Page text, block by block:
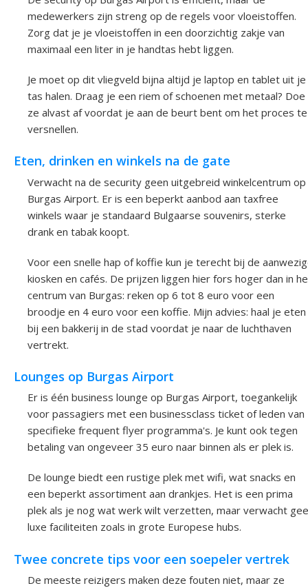
medewerkers zijn streng op de regels voor vloeistoffen.
Zorg dat je je vloeistoffen in een doorzichtig zakje van
maximaal een liter in je handtas hebt liggen.
Je moet op dit vliegveld bijna altijd je laptop en tablet uit je
tas halen. Draag je een riem of schoenen met metaal? Doe
ze alvast af voordat je aan de beurt bent om het proces te
versnellen.
Eten, drinken en winkels na de gate
Verwacht na de security geen uitgebreid winkelcentrum op
Burgas Airport. Er is een beperkt aanbod aan taxfree
winkels waar je standaard Bulgaarse souvenirs, sterke
drank en tabak koopt.
Voor een snelle hap of koffie kun je terecht bij de
kiosken en cafés. De prijzen liggen hier fors hoger dan in
centrum van Burgas: reken op 6 tot 8 euro voor een
broodje en 4 euro voor een koffie. Mijn advies: haal je eten
bij een bakkerij in de stad voordat je naar de luchthaven
vertrekt.
Lounges op Burgas Airport
Er is één business lounge op Burgas Airport, toegankelijk
voor passagiers met een businessclass ticket of leden van
specifieke frequent flyer programma's. Je kunt ook tegen
betaling van ongeveer 35 euro naar binnen als er plek is.
De lounge biedt een rustige plek met wifi, wat snacks en
een beperkt assortiment aan drankjes. Het is een prima
plek als je nog wat werk wilt verzetten, maar verwacht
luxe faciliteiten zoals in grote Europese hubs.
Twee concrete tips voor een soepeler vertrek
De meeste reizigers maken deze fouten niet, maar ze